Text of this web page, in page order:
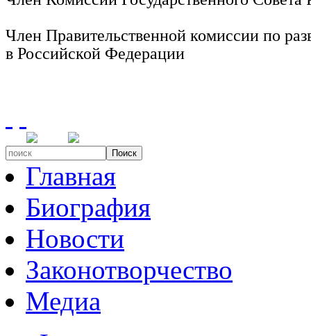
Член Правительственной комиссии по
в Российской Федерации
Поиск
Главная
Биография
Новости
Законотворчество
Медиа